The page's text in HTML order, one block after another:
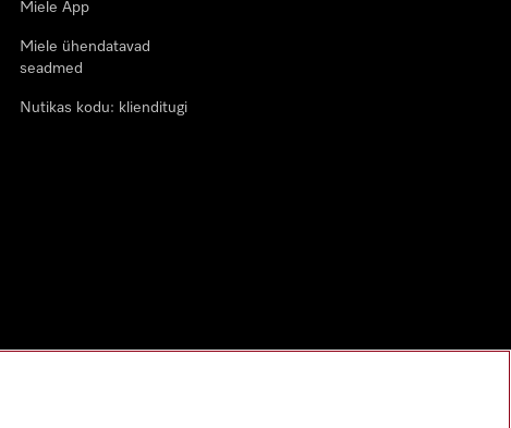
Miele App
Miele ühendatavad
seadmed
Nutikas kodu: klienditugi